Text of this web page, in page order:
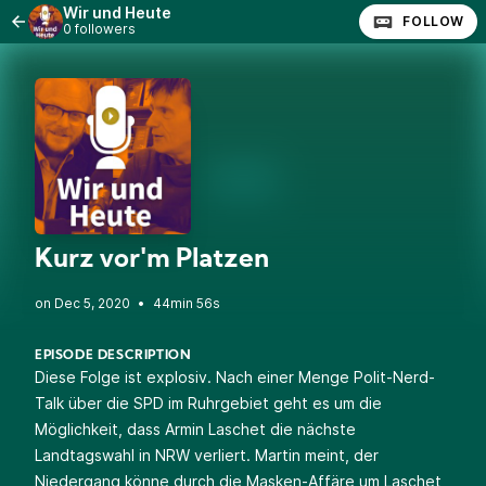
Wir und Heute
0 followers FOLLOW
Kurz vor'm Platzen
• 44min 56s
EPISODE DESCRIPTION
Diese Folge ist explosiv. Nach einer Menge Polit-Nerd-
Talk über die SPD im Ruhrgebiet geht es um die
Möglichkeit, dass Armin Laschet die nächste
Landtagswahl in NRW verliert. Martin meint, der
Niedergang könne durch die Masken-Affäre um Laschet